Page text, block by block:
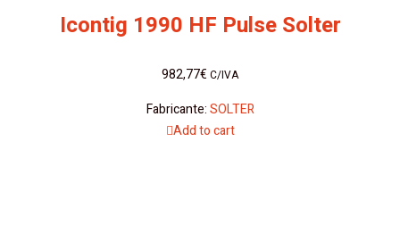
Icontig 1990 HF Pulse Solter
982,77€ C/IVA
Fabricante:SOLTER
Add to cart